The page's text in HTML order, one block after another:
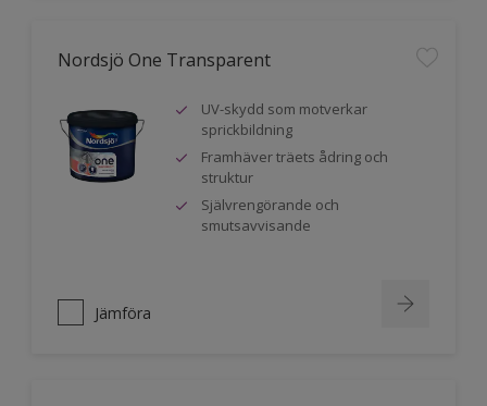
Nordsjö One Transparent
UV-skydd som motverkar
sprickbildning
Framhäver träets ådring och
struktur
Självrengörande och
smutsavvisande
Jämföra